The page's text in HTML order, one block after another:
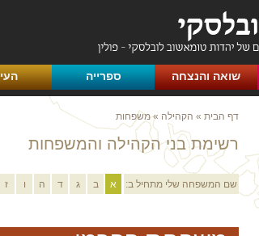
שואה והנצחה ספרייה
דף הבית » הקהילה »משפחות
רשימת בני הקהילה והמשפחות
שם המשפחה שלי מתחיל ב: א ב ג ד ה ו ז